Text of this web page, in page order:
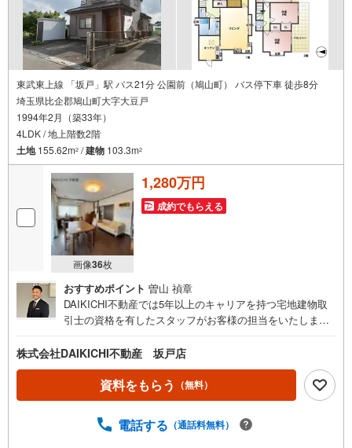
東武東上線 「坂戸」駅 バス21分 公園前（鳩山町） バス停下車 徒歩8分
埼玉県比企郡鳩山町大字大豆戸
1994年2月（築33年）
4LDK / 地上階数2階
土地155.62m2 /建物 103.3m2
画像36枚
1,280万円
成約でもらえる
おすすめポイント 曽山 禎章
DAIKICHI不動産では5年以上のキャリアを持つ宅地建物取
引士の資格を有したスタッフがお客様の担当をいたしま
すので、安心、安全のお取引ができる事をお約束いたしま
す。住宅ローンや火災保険、ライフライン（電気、ガス、
水道等）や税金の控除手続きまで、不動産購入に関わる全
ての手続きを私共がサポートいたします。お客様のご不明
物件以外にかかる諸経費について、「どこに、なんで、い
株式会社DAIKICHI不動産 坂戸店
資料をもらう （無料）
電話する （通話料無料）